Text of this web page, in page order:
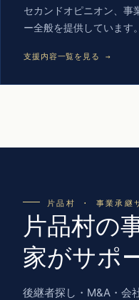
セカンドオピニオン、事
ー全般を提供しています。
支援内容一覧を見る →
片品村 · 事業承継
片品村の
家がサポ
後継者探し・M&A・会